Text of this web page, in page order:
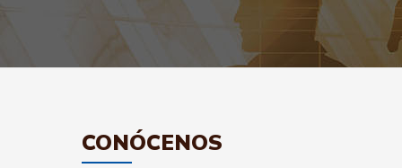
CONÓCENOS